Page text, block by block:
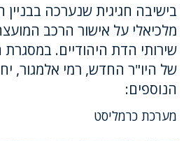
בישיבה חגיגית שנערכה בבניין
מלכיאלי על אישור הרכב
שירותי הדת היהודיים. במסגרת
של היו"ר החדש, רמי אלמגור,
הנוספים:
מערכת כרמליסט